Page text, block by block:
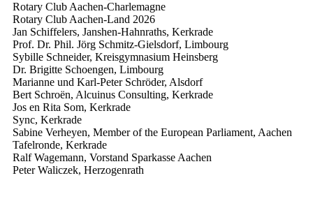
Rotary Club Aachen-Charlemagne
Rotary Club Aachen-Land 2026
Jan Schiffelers, Janshen-Hahnraths, Kerkrade
Prof. Dr. Phil. Jörg Schmitz-Gielsdorf, Limbourg
Sybille Schneider, Kreisgymnasium Heinsberg
Dr. Brigitte Schoengen, Limbourg
Marianne und Karl-Peter Schröder, Alsdorf
Bert Schroën, Alcuinus Consulting, Kerkrade
Jos en Rita Som, Kerkrade
Sync, Kerkrade
Sabine Verheyen, Member of the European Parliament, Aachen
Tafelronde, Kerkrade
Ralf Wagemann, Vorstand Sparkasse Aachen
Peter Waliczek, Herzogenrath